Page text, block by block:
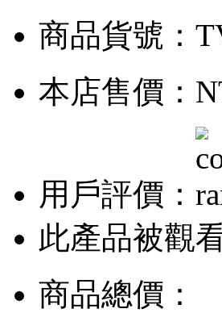
商品貨號：
本店售價：
用戶評價：
此產品被觀
商品總價：